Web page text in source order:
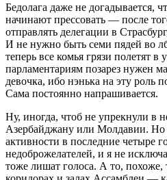
Бедолага даже не догадывается,
начинают прессовать — после
отправлять делегации в
И не нужно быть семи пядей во
теперь все комья грязи полетят
парламентариям позарез нужен
девочка, ибо нэнька на эту роль
Сама постоянно напрашивается.
Ну, иногда, чтоб не упрекнули в
Азербайджану или Молдавии. Но
активности в последние четыре
недоброжелателей, и я не
тоже лишат голоса. А то, похоже,